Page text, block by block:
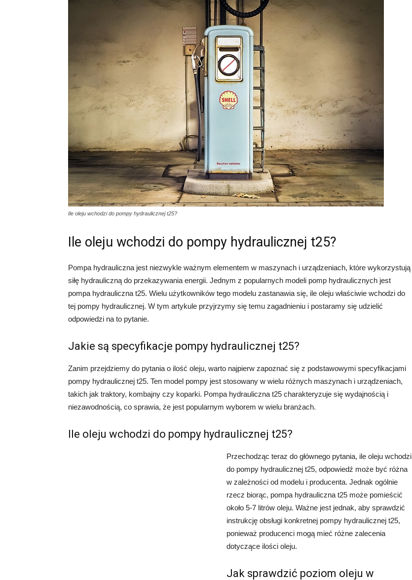
Ile oleju wchodzi do pompy hydraulicznej t25?
Ile oleju wchodzi do pompy hydraulicznej t25?
Pompa hydrauliczna jest niezwykle ważnym elementem w maszynach i urządzeniach, które wykorzystują
siłę hydrauliczną do przekazywania energii. Jednym z popularnych modeli pomp hydraulicznych jest
pompa hydrauliczna t25. Wielu użytkowników tego modelu zastanawia się, ile oleju właściwie wchodzi do
tej pompy hydraulicznej. W tym artykule przyjrzymy się temu zagadnieniu i postaramy się udzielić
odpowiedzi na to pytanie.
Jakie są specyfikacje pompy hydraulicznej t25?
Zanim przejdziemy do pytania o ilość oleju, warto najpierw zapoznać się z podstawowymi specyfikacjami
pompy hydraulicznej t25. Ten model pompy jest stosowany w wielu różnych maszynach i urządzeniach,
takich jak traktory, kombajny czy koparki. Pompa hydrauliczna t25 charakteryzuje się wydajnością i
niezawodnością, co sprawia, że jest popularnym wyborem w wielu branżach.
Ile oleju wchodzi do pompy hydraulicznej t25?
Przechodząc teraz do głównego pytania, ile oleju wchodzi
do pompy hydraulicznej t25, odpowiedź może być różna
w zależności od modelu i producenta. Jednak ogólnie
rzecz biorąc, pompa hydrauliczna t25 może pomieścić
około 5-7 litrów oleju. Ważne jest jednak, aby sprawdzić
instrukcję obsługi konkretnej pompy hydraulicznej t25,
ponieważ producenci mogą mieć różne zalecenia
dotyczące ilości oleju.
Jak sprawdzić poziom oleju w